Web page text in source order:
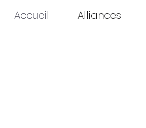
Accueil Alliances